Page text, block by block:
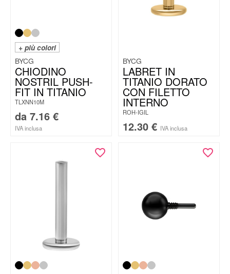
+ più colori
BYCG
CHIODINO
NOSTRIL PUSH-
FIT IN TITANIO
TLXNN10M
da 7.16 €
IVA inclusa
BYCG
LABRET IN
TITANIO DORATO
CON FILETTO
INTERNO
ROH-IGIL
12.30 € IVA inclusa